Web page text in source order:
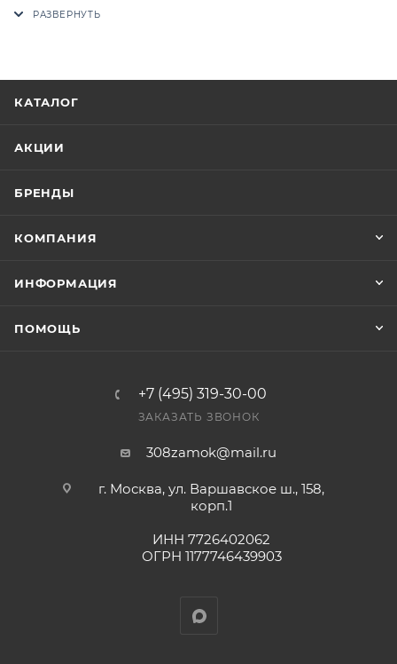
утверждение заказчика.
Цены на сайте не являются оптовыми и
приходит письмо только для подтверждения, что
счете после проверки товара на наличие на складе.
КАТАЛОГ
АКЦИИ
БРЕНДЫ
КОМПАНИЯ
ИНФОРМАЦИЯ
ПОМОЩЬ
+7 (495) 319-30-00
ЗАКАЗАТЬ ЗВОНОК
308zamok@mail.ru
г. Москва, ул. Варшавское ш., 158,
корп.1
ИНН 7726402062
ОГРН 1177746439903